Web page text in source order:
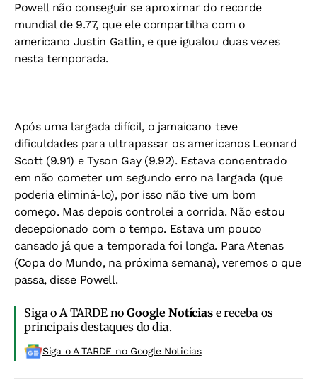
Powell não conseguir se aproximar do recorde
mundial de 9.77, que ele compartilha com o
americano Justin Gatlin, e que igualou duas vezes
nesta temporada.
Após uma largada difícil, o jamaicano teve
dificuldades para ultrapassar os americanos Leonard
Scott (9.91) e Tyson Gay (9.92). Estava concentrado
em não cometer um segundo erro na largada (que
poderia eliminá-lo), por isso não tive um bom
começo. Mas depois controlei a corrida. Não estou
decepcionado com o tempo. Estava um pouco
cansado já que a temporada foi longa. Para Atenas
(Copa do Mundo, na próxima semana), veremos o que
passa, disse Powell.
Siga o A TARDE noGoogle Notíciase receba os
principais destaques do dia.
Siga o A TARDE no Google Noticias